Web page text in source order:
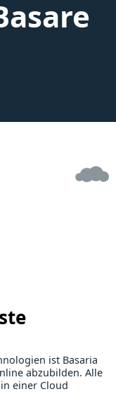
ist Basaria
abzubilden. Alle
einer Cloud